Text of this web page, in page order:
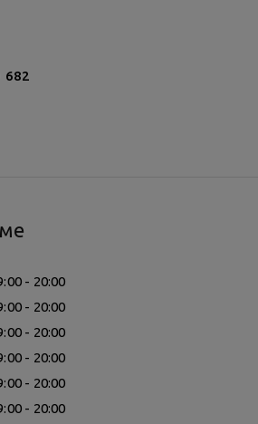
са на обща стойност от 10 €
682
- 20:00
- 20:00
- 20:00
- 20:00
- 20:00
- 20:00